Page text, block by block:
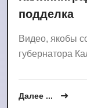
подделка
Видео, якобы
губернатора
Далее ...